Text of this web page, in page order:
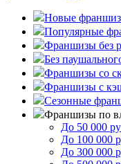
Новые
Популярные
Франшизы без
Без
Франшизы со
Франшизы с
Сезонные
Франшизы по
До 50 000
До 100 000
До 300 000